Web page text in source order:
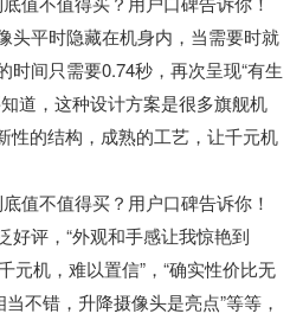
头平时隐藏在机身内，当需要时就
时间只需要0.74秒，再次呈现“有生
道，这种设计方案是很多旗舰机
性的结构，成熟的工艺，让千元机
好评，“外观和手感让我惊艳到
元机，难以置信”，“确实性价比无
不错，升降摄像头是亮点”等等，